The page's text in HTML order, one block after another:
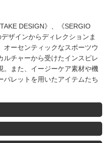
DESIGN》、《SERGIO
ザインからディレクションま
オーセンティックなスポーツウ
ルチャーから受けたインスピレ
。また、イージーケア素材や機
パレットを用いたアイテムたち